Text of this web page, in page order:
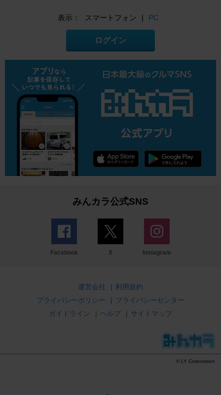
表示： スマートフォン | PC
ログイン
みんカラ公式SNS
Facebook X Instagram
運営会社 | 利用規約
プライバシーポリシー
| プライバシーセンター
ガイドライン
| ヘルプ | サイトマップ
© LY Corporation